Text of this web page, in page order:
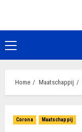
de
inhoudPrimair
menu
Home Maatschappij
Corona Maatschappij